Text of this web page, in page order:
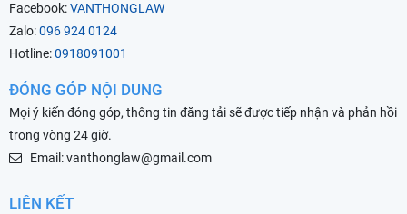
Facebook:VANTHONGLAW
Zalo:096 924 0124
Hotline:0918091001
ĐÓNG GÓP NỘI DUNG
Mọi ý kiến đóng góp, thông tin đăng tải sẽ được tiếp nhận và phản hồi
trong vòng 24 giờ.
Email: vanthonglaw@gmail.com
LIÊN KẾT